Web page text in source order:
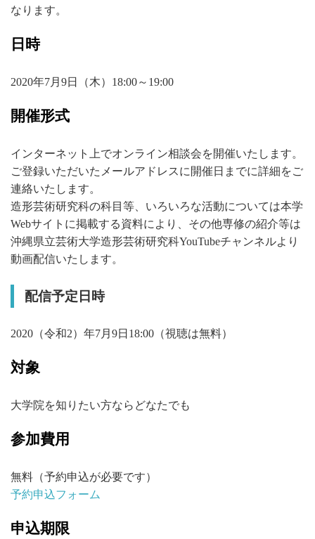
なります。
日時
2020年7月9日（木）18:00～19:00
開催形式
インターネット上でオンライン相談会を開催いたします。
ご登録いただいたメールアドレスに開催日までに詳細をご
連絡いたします。
造形芸術研究科の科目等、いろいろな活動については本学
Webサイトに掲載する資料により、その他専修の紹介等は
沖縄県立芸術大学造形芸術研究科YouTubeチャンネルより
動画配信いたします。
配信予定日時
2020（令和2）年7月9日18:00（視聴は無料）
対象
大学院を知りたい方ならどなたでも
参加費用
無料（予約申込が必要です）
予約申込フォーム
申込期限